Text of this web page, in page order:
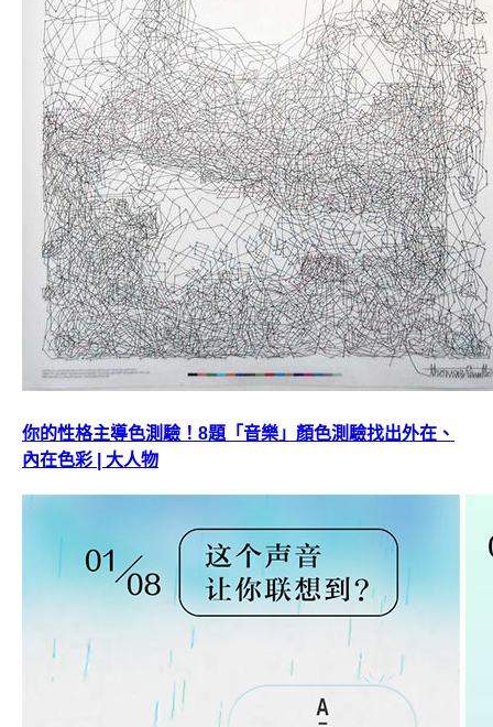
你的性格主導色測驗！8題「音樂」顏色測驗找出外在、
內在色彩 | 大人物